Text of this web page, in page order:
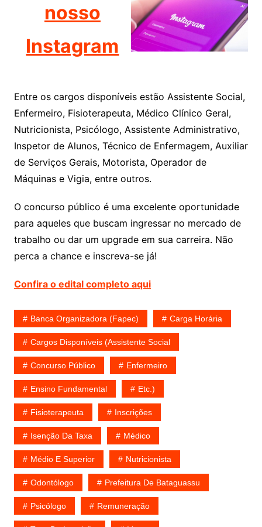
nosso
Instagram
Entre os cargos disponíveis estão Assistente Social,
Enfermeiro, Fisioterapeuta, Médico Clínico Geral,
Nutricionista, Psicólogo, Assistente Administrativo,
Inspetor de Alunos, Técnico de Enfermagem, Auxiliar
de Serviços Gerais, Motorista, Operador de
Máquinas e Vigia, entre outros.
O concurso público é uma excelente oportunidade
para aqueles que buscam ingressar no mercado de
trabalho ou dar um upgrade em sua carreira. Não
perca a chance e inscreva-se já!
Confira o edital completo aqui
Banca Organizadora (Fapec) Carga Horária
Cargos Disponíveis (Assistente Social
Concurso Público Enfermeiro
Ensino Fundamental Etc.)
Fisioterapeuta Inscrições
Isenção Da Taxa Médico
Médio E Superior Nutricionista
Odontólogo Prefeitura De Bataguassu
Psicólogo Remuneração